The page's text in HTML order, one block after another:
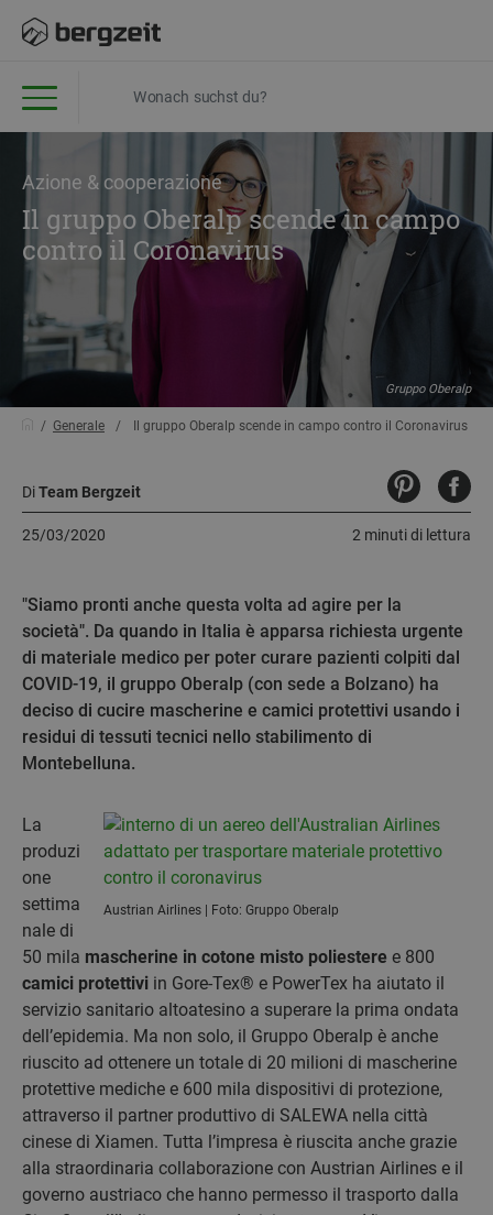
Azione & cooperazione
Il gruppo Oberalp scende in campo
contro il Coronavirus
Gruppo Oberalp
Generale Il gruppo Oberalp scende in campo contro il Coronavirus
DiTeam Bergzeit
2 minuti di lettura
25/03/2020
"Siamo pronti anche questa volta ad agire per la
società". Da quando in Italia è apparsa richiesta urgente
di materiale medico per poter curare pazienti colpiti dal
COVID-19, il gruppo Oberalp (con sede a Bolzano) ha
deciso di cucire mascherine e camici protettivi usando i
residui di tessuti tecnici nello stabilimento di
Montebelluna.
Austrian Airlines | Foto: Gruppo Oberalp
La
produzi
one
settima
nale di
50 mila mascherine in cotone misto poliestere e 800
camici protettivi in Gore-Tex® e PowerTex ha aiutato il
servizio sanitario altoatesino a superare la prima ondata
dell’epidemia. Ma non solo, il Gruppo Oberalp è anche
riuscito ad ottenere un totale di 20 milioni di mascherine
protettive mediche e 600 mila dispositivi di protezione,
attraverso il partner produttivo di SALEWA nella città
cinese di Xiamen. Tutta l’impresa è riuscita anche grazie
alla straordinaria collaborazione con Austrian Airlines e il
governo austriaco che hanno permesso il trasporto dalla